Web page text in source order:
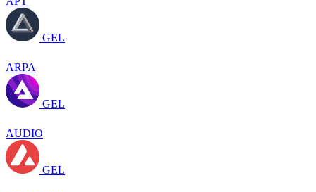
GEL
ARPA
GEL
AUDIO
GEL